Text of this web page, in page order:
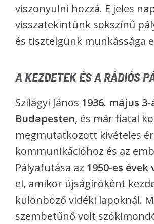
viszonyulni hozzá. E jeles
visszatekintünk sokszínű
és tisztelgünk munkássága
A KEZDETEK ÉS A RÁDIÓS
Szilágyi János 1936. május 3-
Budapesten, és már fiatal
megmutatkozott kivételes
kommunikációhoz és az
Pályafutása az 1950-es évek
el, amikor újságíróként
különböző vidéki lapoknál.
szembetűnő volt